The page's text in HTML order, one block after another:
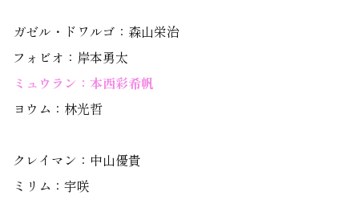
ガゼル・ドワルゴ：森山栄治
フォビオ：岸本勇太
ミュウラン：本西彩希帆
ヨウム：林光哲
クレイマン：中山優貴
ミリム：宇咲